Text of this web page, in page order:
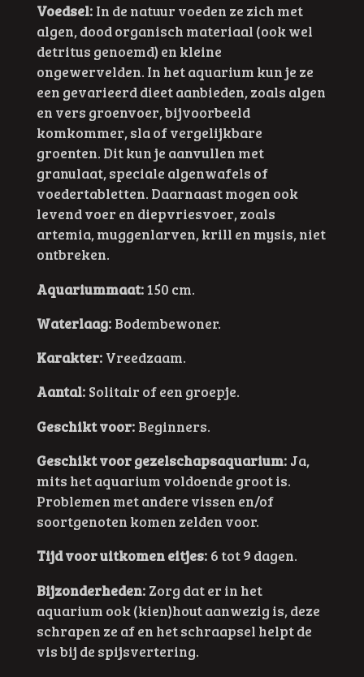
Voedsel:In de natuur voeden ze zich met
algen, dood organisch materiaal (ook wel
detritus genoemd) en kleine
ongewervelden. In het aquarium kun je ze
een gevarieerd dieet aanbieden, zoals algen
en vers groenvoer, bijvoorbeeld
komkommer, sla of vergelijkbare
groenten. Dit kun je aanvullen met
granulaat, speciale algenwafels of
voedertabletten. Daarnaast mogen ook
levend voer en diepvriesvoer, zoals
artemia, muggenlarven, krill en mysis, niet
ontbreken.
Aquariummaat:150 cm.
Waterlaag: Bodembewoner.
Karakter: Vreedzaam.
Aantal:Solitair of een groepje.
Geschikt voor:Beginners.
Geschikt voor gezelschapsaquarium: Ja,
mits het aquarium voldoende groot is.
Problemen met andere vissen en/of
soortgenoten komen zelden voor.
Tijd voor uitkomen eitjes: 6 tot 9 dagen.
Bijzonderheden: Zorg dat er in het
aquarium ook (kien)hout aanwezig is, deze
schrapen ze af en het schraapsel helpt de
vis bij de spijsvertering.